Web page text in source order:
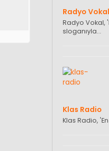
Radyo Vokal
Radyo Vokal,
sloganıyla…
Klas Radio
Klas Radio,